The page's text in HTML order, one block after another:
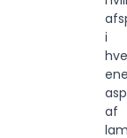
i
af